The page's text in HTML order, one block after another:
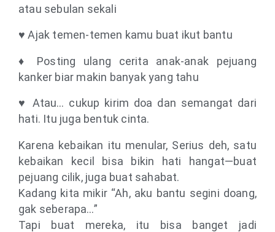
atau sebulan sekali
♥ Ajak temen-temen kamu buat ikut bantu
♦ Posting ulang cerita anak-anak pejuang
kanker biar makin banyak yang tahu
♥ Atau… cukup kirim doa dan semangat dari
hati. Itu juga bentuk cinta.
Karena kebaikan itu menular, Serius deh, satu
kebaikan kecil bisa bikin hati hangat—buat
pejuang cilik, juga buat sahabat.
Kadang kita mikir “Ah, aku bantu segini doang,
gak seberapa…”
Tapi buat mereka, itu bisa banget jadi